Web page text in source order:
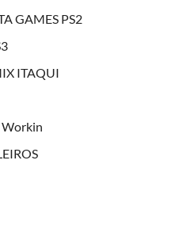
GAMES PS2
ITAQUI
Workin